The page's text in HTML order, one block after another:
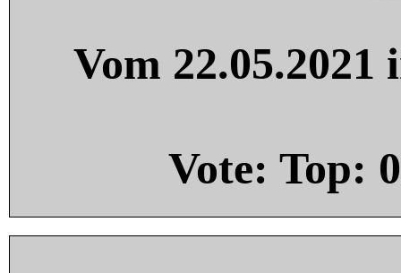
Vom
Vote: Top: 0